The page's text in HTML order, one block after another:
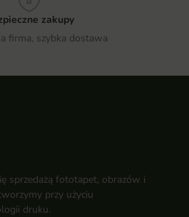
zakupy
firma, szybka dostawa
sprzedażą fototapet, obrazów i
przy użyciu
druku.